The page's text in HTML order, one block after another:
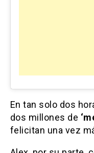
En tan solo dos
dos millones de
felicitan una vez